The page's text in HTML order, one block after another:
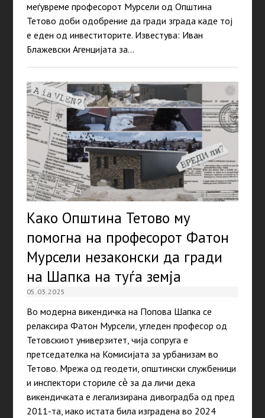
меѓувреме професорот Мурсели од Општина
Тетово доби одобрение да гради зграда каде тој
е еден од инвеститорите. Известува: Иван
Блажевски Агенцијата за…
Како Општина Тетово му
помогна на професорот Фатон
Мурсели незаконски да гради
на Шапка на туѓа земја
05.03.2025
Во модерна викендичка на Попова Шапка се
релаксира Фатон Мурсели, угледен професор од
Тетовскиот универзитет, чија сопруга е
претседателка на Комисијата за урбанизам во
Тетово. Мрежа од геодети, општински службеници
и инспектори сториле сѐ за да личи дека
викендичката е легализирана дивоградба од пред
2011-та, иако истата била изградена во 2024